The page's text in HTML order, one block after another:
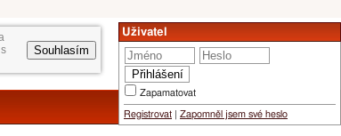
Souhlasím
Uživatel
Zapamatovat
Registrovat Zapomněl jsem své heslo